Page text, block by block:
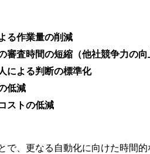
る作業量の削減
審査時間の短縮（他社競争力の向
による判断の標準化
低減
ストの低減
で、更なる自動化に向けた時間